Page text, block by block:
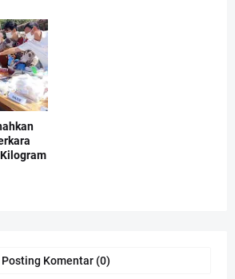
Posting Komentar (0)